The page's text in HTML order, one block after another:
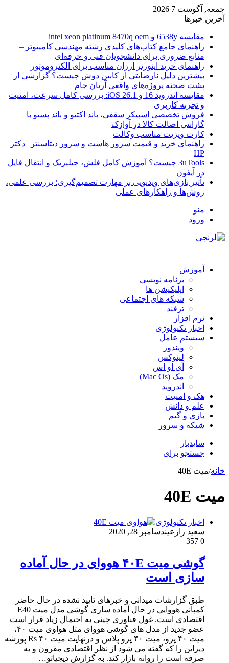
جمعه, آگوست 7 2026
آخرین خبرها
مقایسه 6538y و intel xeon platinum 8470q oem
راهنمای جامع کتاب‌های کلیدی رشته مهندسی کامپیوتر –
منابع ضروری برای دانشجویان فنی و حرفه‌ای
راهنمای خرید اینورتر ارزان مناسب برای الکتروموتور
بیشترین دلیل نارضایتی از کابین دوش چیست؟ گزارشی از
پشت صحنه پروژه‌های واقعی آریان جام
مقایسه اندروید 16 و iOS 26.1: بررسی کامل سرعت، امنیت
و تجربه کاربری
فروش تخصصی اسپیکر سقفی، باند اکتیو و باند پسیو با
گارانتی اصالت کالا در آوازک
کارت ویزیت مناسب وکالت
راهنمای خرید و قیمت سرور هاست و سرور دیتاسنتر | دکتر
HP
3uTools چیست؟ آموزش کامل فلش، جیلبریک و انتقال فایل
در آیفون
تأثیر بازی‌های ویدیویی بر مهارت تصمیم‌گیری؛ بررسی علمی،
روش‌ها و راهکارهای عملی
منو
ورود
آموزش
برنامه نویسی
اپلیکیشن ها
شبکه های اجتماعی
ترفند
نرم افزار
اخبار تکنولوژی
سیستم عامل
ویندوز
لینوکس
آی او اس
مک (Mac Os)
اندروید
هک و امنیت
علم و دانش
بازی و گیم
شبکه و سرور
سایدبار
جستجو برای
خانه/میت 40E
میت 40E
اخبار تکنولوژی
سعید زارعیندسامبر 28, 2020
0
گوشی میت ۴۰E ‌هووای در حال آماده
سازی است
طبق گزارشات میدانی و خبرهای تایید نشده در حال حاضر
کمپانی هووایی در حال آماده سازی گوشی مدل میت E40
اقتصادی است. غول فناوری چینی به احتمال زیاد قرار است
عضو جدید از مدل های گوشی هووای مثل هواوی میت ۴۰،
میت ۴۰ پرو، میت ۴۰ پرو پلاس و درنهایت میت ۴۰ Rs پورشه
دیزاین را که گفته می شود از نظر اقتصادی مقرون و به
صرفه است را روانه بازار کند. به گزارش دیجیاتو…